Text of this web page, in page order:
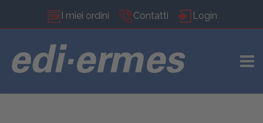
I miei ordini Contatti Login